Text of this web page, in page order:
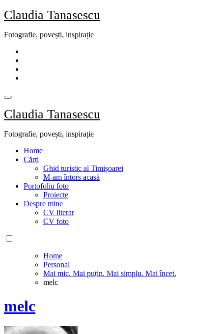
Skip
to
Claudia Tanasescu
Fotografie, povești, inspirație
Claudia Tanasescu
Fotografie, povești, inspirație
Home
Cărți
Ghid turistic al Timișoarei
M-am întors acasă
Portofoliu foto
Proiecte
Despre mine
CV literar
CV foto
Home
Personal
Mai mic. Mai puțin. Mai simplu. Mai încet.
melc
melc